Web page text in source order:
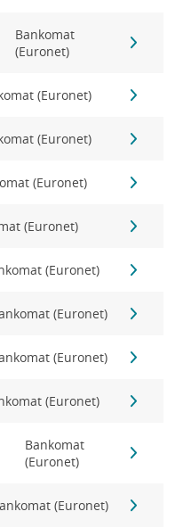
Bankomat
(Euronet)
(Euronet)
(Euronet)
(Euronet)
(Euronet)
(Euronet)
(Euronet)
(Euronet)
(Euronet)
Bankomat
(Euronet)
(Euronet)